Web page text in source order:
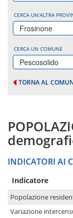
CERCA UN'ALTRA
Frosinone
CERCA UN COMUNE
Pescosolido
TORNA AL
INDICATORI AI
Indicatore
Popolazione
Variazione